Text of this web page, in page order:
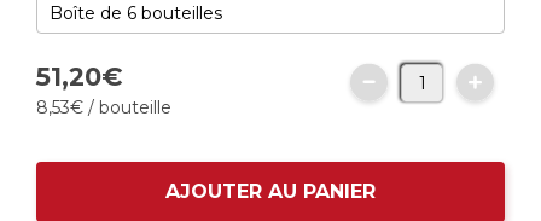
51,20€
8,53€ / bouteille
AJOUTER AU PANIER